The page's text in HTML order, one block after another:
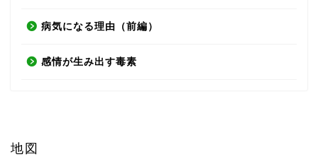
病気になる理由（前編）
感情が生み出す毒素
地図